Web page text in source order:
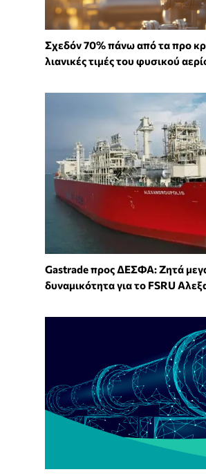
Σχεδόν 70% πάνω από τα προ
λιανικές τιμές του φυσικού
Gastrade προς ΔΕΣΦΑ: Ζητά
δυναμικότητα για το FSRU